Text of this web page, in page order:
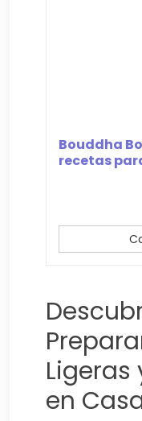
Bouddha
recetas
Ligeras
en